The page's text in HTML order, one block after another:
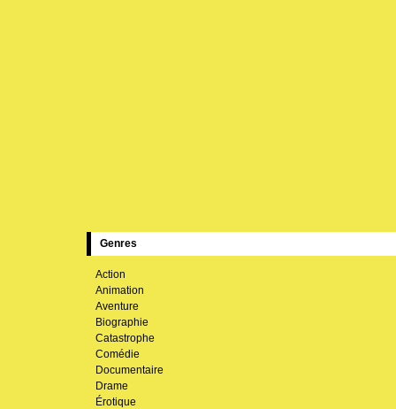
Genres
Action
Animation
Aventure
Biographie
Catastrophe
Comédie
Documentaire
Drame
Érotique